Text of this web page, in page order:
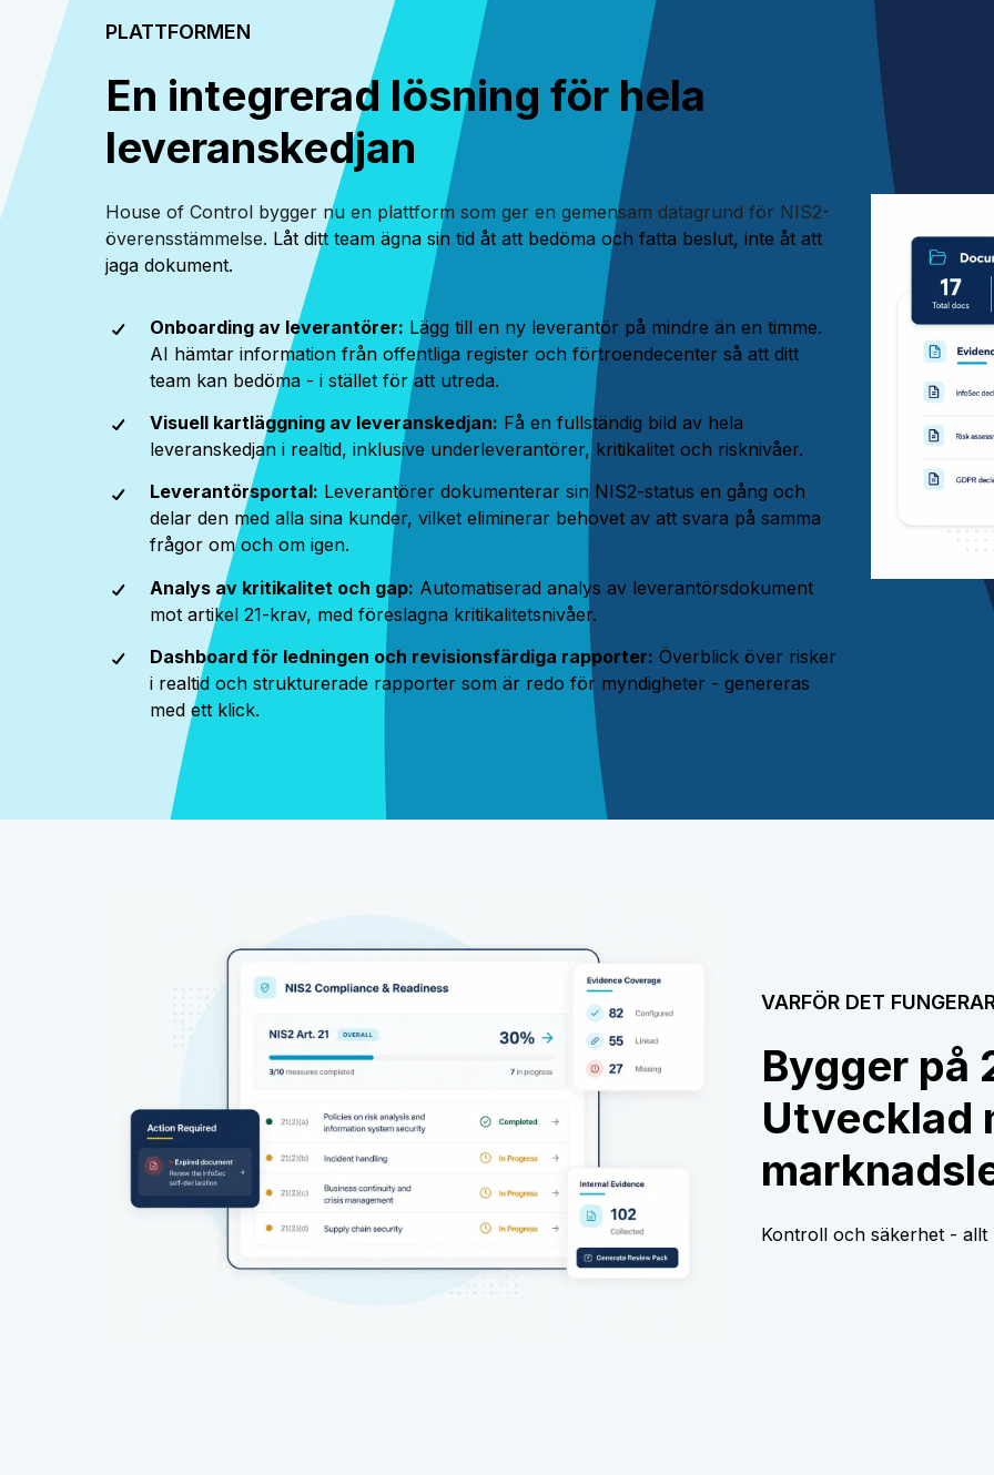
PLATTFORMEN
En integrerad lösning för hela
leveranskedjan
House of Control bygger nu en plattform som ger en gemensam datagrund för NIS2-
överensstämmelse. Låt ditt team ägna sin tid åt att bedöma och fatta beslut, inte åt att
jaga dokument.
Onboarding av leverantörer: Lägg till en ny leverantör på mindre än en timme.
AI hämtar information från offentliga register och förtroendecenter så att ditt
team kan bedöma - i stället för att utreda.
Visuell kartläggning av leveranskedjan: Få en fullständig bild av hela
leveranskedjan i realtid, inklusive underleverantörer, kritikalitet och risknivåer.
Leverantörsportal: Leverantörer dokumenterar sin NIS2-status en gång och
delar den med alla sina kunder, vilket eliminerar behovet av att svara på samma
frågor om och om igen.
Analys av kritikalitet och gap: Automatiserad analys av leverantörsdokument
mot artikel 21-krav, med föreslagna kritikalitetsnivåer.
Dashboard för ledningen och revisionsfärdiga rapporter: Överblick över risker
i realtid och strukturerade rapporter som är redo för myndigheter - genereras
med ett klick.
VARFÖR DET
Bygger på
Utvecklad
Kontroll och säkerhet - allt